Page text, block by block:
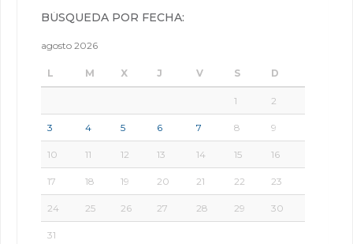
BÚSQUEDA POR FECHA:
agosto 2026
L M X J V S D
1 2
3 4 5 6 7 8 9
10 11 12 13 14 15 16
17 18 19 20 21 22 23
24 25 26 27 28 29 30
31